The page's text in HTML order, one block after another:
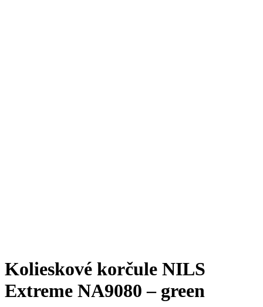
Kolieskové korčule NILS
Extreme NA9080 – green